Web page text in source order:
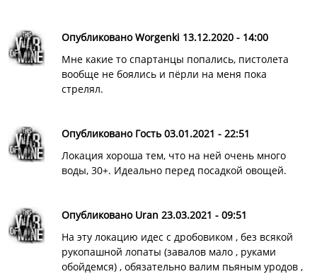
Опубликовано Worgenki 13.12.2020 - 14:00
Мне какие то спартанцы попались, пистолета
вообще не боялись и пёрли на меня пока
стрелял.
Опубликовано Гость 03.01.2021 - 22:51
Локация хороша тем, что на ней очень много
воды, 30+. Идеально перед посадкой овощей.
Опубликовано Uran 23.03.2021 - 09:51
На эту локацию идес с дробовиком , без всякой
рукопашной лопаты (завалов мало , руками
обойдемся) , обязательно валим пьяным уродов ,